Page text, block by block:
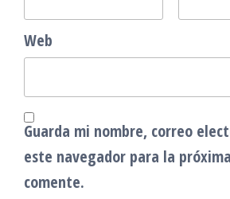
Web
Guarda mi nombre, correo
este navegador para la
comente.